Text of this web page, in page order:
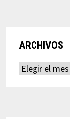
ARCHIVOS
Archivos